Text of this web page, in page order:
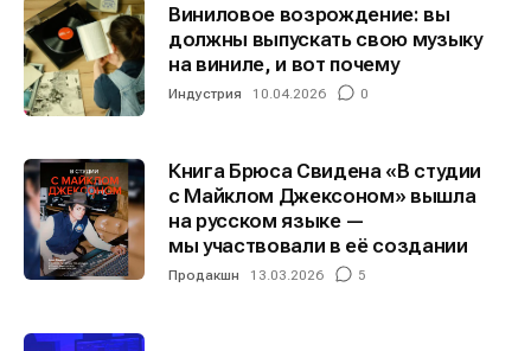
Виниловое возрождение: вы
должны выпускать свою музыку
на виниле, и вот почему
Индустрия 10.04.2026 0
Книга Брюса Свидена «В студии
с Майклом Джексоном» вышла
на русском языке —
мы участвовали в её создании
Продакшн 13.03.2026 5